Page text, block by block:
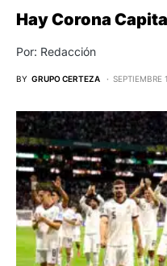
Hay Corona
Por: Redacción
BY GRUPO CERTEZA SEPTIEMBRE